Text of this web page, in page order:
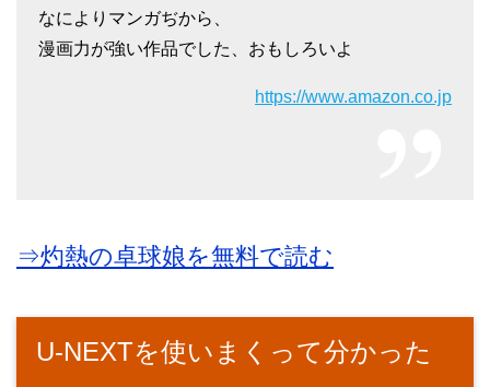
なによりマンガぢから、
漫画力が強い作品でした、おもしろいよ
https://www.amazon.co.jp
⇒灼熱の卓球娘を無料で読む
U-NEXTを使いまくって分かった